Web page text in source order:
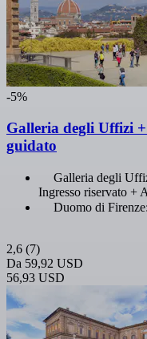
-5%
Galleria degli Uffizi
guidato
Galleria degli
Ingresso riservato +
Duomo di
2,6 (7)
Da 59,92 USD
56,93 USD